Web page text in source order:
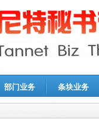
部门业务 条块业务